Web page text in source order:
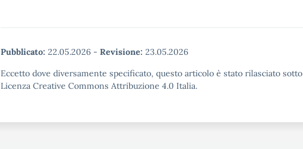
Pubblicato: 22.05.2026 - Revisione: 23.05.2026
Eccetto dove diversamente specificato, questo articolo è stato rilasciato sotto
Licenza Creative Commons Attribuzione 4.0 Italia.